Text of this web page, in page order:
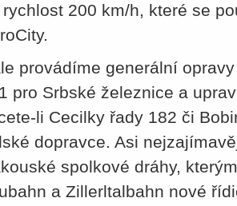
rychlost 200 km/h, které se
provádíme generální
pro Srbské železnice a
li Cecilky řady 182 či
dopravce. Asi
spolkové dráhy,
a Zillerltalbahn nové